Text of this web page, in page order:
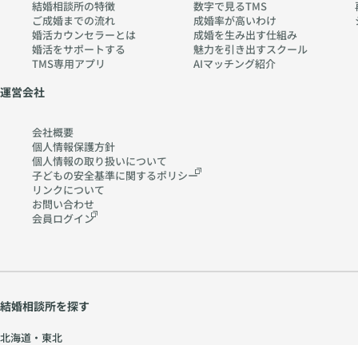
w.
ch
err
y-
結婚相談所の特徴
ご成婚までの流れ
婚活カウンセラーとは
婚活をサポートする
TMS専用アプリ
数字で見るTMS
成婚率が高いわけ
成婚を生み出す仕組み
魅力を引き出すスクール
AIマッチング紹介
運営会社
会社概要
個人情報保護方針
個人情報の取り扱いについて
子どもの安全基準に関するポリシー
リンクについて
お問い合わせ
会員ログイン
結婚相談所を探す
北海道・東北